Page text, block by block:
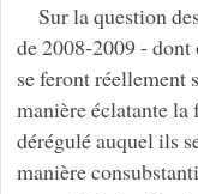
Sur la question
de 2008-2009 - dont
se feront réellement
manière éclatante
dérégulé auquel ils
manière